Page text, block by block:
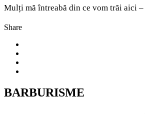
Mulți mă întreabă din ce vom trăi aici
Share
BARBURISME